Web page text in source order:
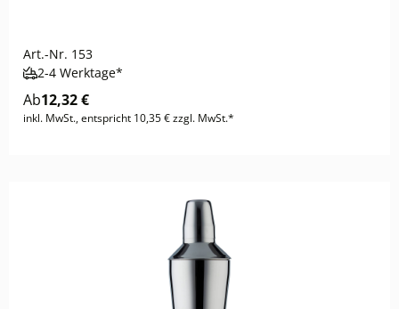
Art.-Nr. 153
2-4 Werktage*
Ab12,32 €
inkl. MwSt., entspricht 10,35 € zzgl. MwSt.*